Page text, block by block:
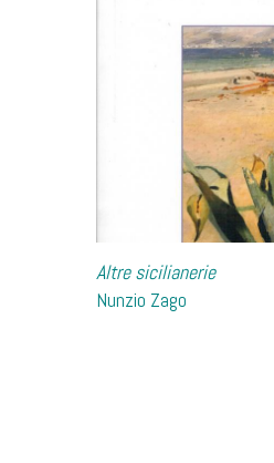
Altre sicilianerie
Nunzio Zago